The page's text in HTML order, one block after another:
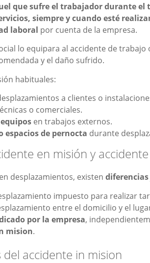
que sufre el trabajador durante el
siempre y cuando esté
laboral por cuenta de la empresa.
lo equipara al accidente de
y el daño sufrido.
habituales:
a clientes o
o comerciales.
en trabajos externos.
espacios de pernocta durante
en misión y
desplazamientos, existen
impuesto para realizar
entre el domicilio y el
por la empresa,
mision.
accidente in mision